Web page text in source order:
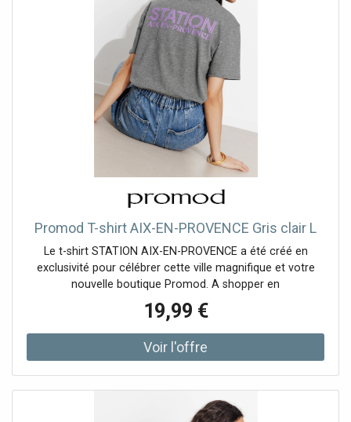
Promod T-shirt AIX-EN-PROVENCE Gris clair L
Le t-shirt STATION AIX-EN-PROVENCE a été créé en
exclusivité pour célébrer cette ville magnifique et votre
nouvelle boutique Promod. A shopper en
19,99 €